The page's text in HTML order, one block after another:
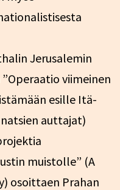
Jerusalemin
viimeinen
esille Itä-
auttajat)
muistolle” (A
osoittaen Prahan